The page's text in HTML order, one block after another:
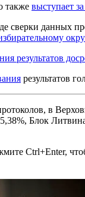
также выступает
сверки данных
результатов
результатов
в
Блок
Ctrl+Enter,